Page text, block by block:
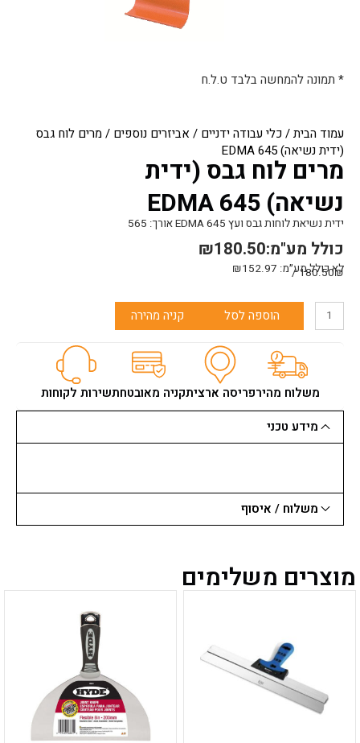
עמוד הבית/כלי עבודה ידניים / אביזרים נוספים / מרים לוח גבס
(ידית נשיאה) EDMA 645
מרים לוח גבס (ידית
נשיאה) EDMA 645
ידית נשיאת לוחות גבס ועץ 645 EDMA אורך: 565
₪180.50כולל מע"מ:
לא כולל מע״מ: ₪152.97
180.50₪ /
כמות
EDMA
645
הוספה לסל קניה מהירה
משלוח מהירפריסה ארציתקניה מאובטחתשירות לקוחות
מידע טכני
משלוח / איסוף
* תמונה להמחשה בלבד ט.ל.ח
מוצרים משלימים
סוגים.
ניתן
זה
יש
מספר
סוגים.
ניתן
לבחור
את
האפשרויות